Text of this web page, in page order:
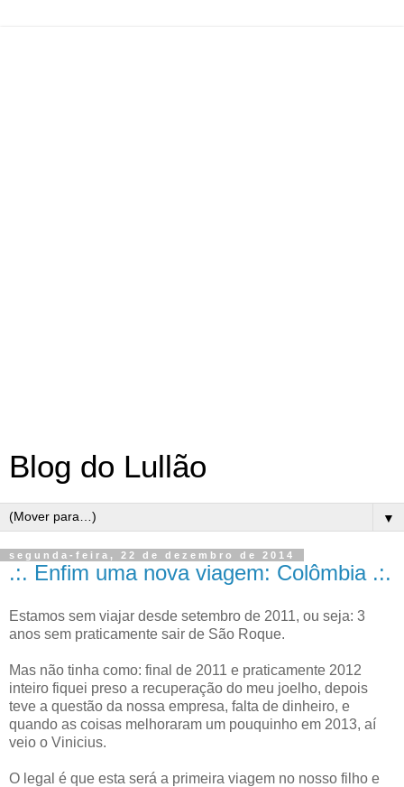
Blog do Lullão
▼
segunda-feira, 22 de dezembro de 2014
.:. Enfim uma nova viagem: Colômbia .:.
Estamos sem viajar desde setembro de 2011, ou seja: 3
anos sem praticamente sair de São Roque.
Mas não tinha como: final de 2011 e praticamente 2012
inteiro fiquei preso a recuperação do meu joelho, depois
teve a questão da nossa empresa, falta de dinheiro, e
quando as coisas melhoraram um pouquinho em 2013, aí
veio o Vinicius.
O legal é que esta será a primeira viagem no nosso filho e